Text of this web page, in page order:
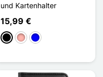
und Kartenhalter
15,99 €
SchwarzRoségold
Blau